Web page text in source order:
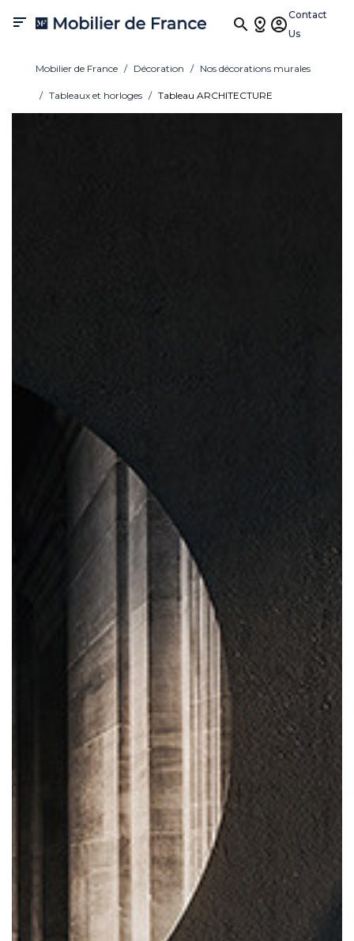

Contact
Us
Mobilier de France Décoration Nos décorations murales
Tableaux et horloges Tableau ARCHITECTURE